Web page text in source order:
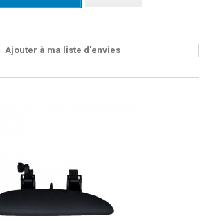
Ajouter à ma liste d'envies